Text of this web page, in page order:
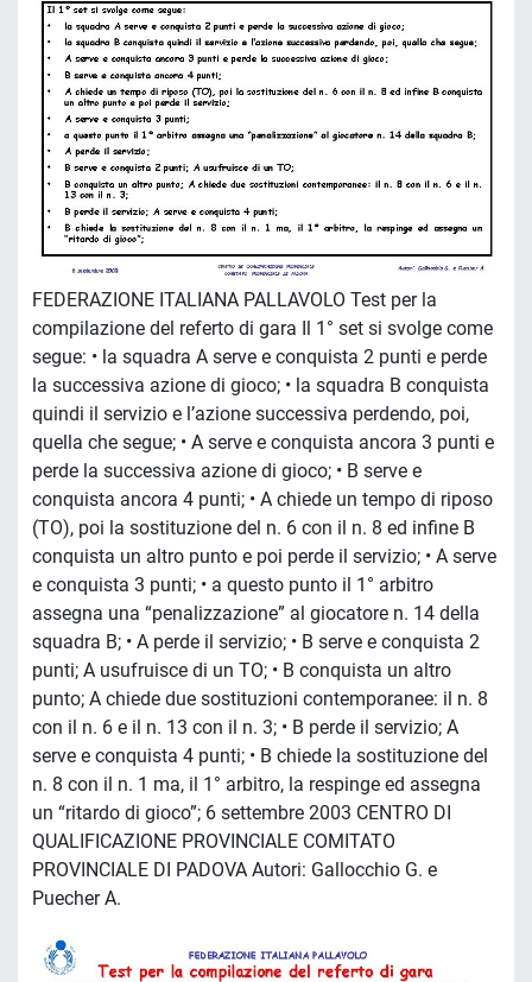
FEDERAZIONE ITALIANA PALLAVOLO Test per la
compilazione del referto di gara Il 1° set si svolge come
segue: • la squadra A serve e conquista 2 punti e perde
la successiva azione di gioco; • la squadra B conquista
quindi il servizio e l’azione successiva perdendo, poi,
quella che segue; • A serve e conquista ancora 3 punti e
perde la successiva azione di gioco; • B serve e
conquista ancora 4 punti; • A chiede un tempo di riposo
(TO), poi la sostituzione del n. 6 con il n. 8 ed infine B
conquista un altro punto e poi perde il servizio; • A serve
e conquista 3 punti; • a questo punto il 1° arbitro
assegna una “penalizzazione” al giocatore n. 14 della
squadra B; • A perde il servizio; • B serve e conquista 2
punti; A usufruisce di un TO; • B conquista un altro
punto; A chiede due sostituzioni contemporanee: il n. 8
con il n. 6 e il n. 13 con il n. 3; • B perde il servizio; A
serve e conquista 4 punti; • B chiede la sostituzione del
n. 8 con il n. 1 ma, il 1° arbitro, la respinge ed assegna
un “ritardo di gioco”; 6 settembre 2003 CENTRO DI
QUALIFICAZIONE PROVINCIALE COMITATO
PROVINCIALE DI PADOVA Autori: Gallocchio G. e
Puecher A.